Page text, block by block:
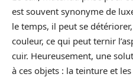
est souvent synonyme de
le temps, il peut se
couleur, ce qui peut ternir
cuir. Heureusement, une
à ces objets : la teinture et